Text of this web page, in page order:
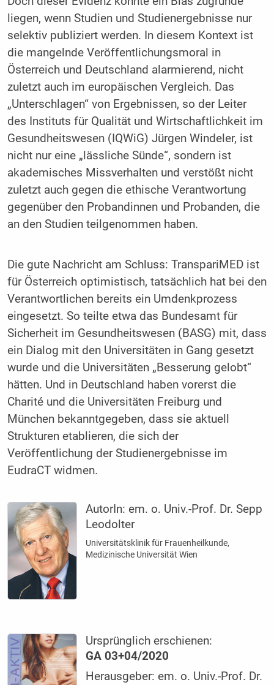
liegen, wenn Studien und Studienergebnisse nur
selektiv publiziert werden. In diesem Kontext ist
die mangelnde Veröffentlichungsmoral in
Österreich und Deutschland alarmierend, nicht
zuletzt auch im europäischen Vergleich. Das
„Unterschlagen“ von Ergebnissen, so der Leiter
des Instituts für Qualität und Wirtschaftlichkeit im
Gesundheitswesen (IQWiG) Jürgen Windeler, ist
nicht nur eine „lässliche Sünde“, sondern ist
akademisches Missverhalten und verstößt nicht
zuletzt auch gegen die ethische Verantwortung
gegenüber den Probandinnen und Probanden, die
an den Studien teilgenommen haben.
Die gute Nachricht am Schluss: TranspariMED ist
für Österreich optimistisch, tatsächlich hat bei den
Verantwortlichen bereits ein Umdenkprozess
eingesetzt. So teilte etwa das Bundesamt für
Sicherheit im Gesundheitswesen (BASG) mit, dass
ein Dialog mit den Universitäten in Gang gesetzt
wurde und die Universitäten „Besserung gelobt“
hätten. Und in Deutschland haben vorerst die
Charité und die Universitäten Freiburg und
München bekanntgegeben, dass sie aktuell
Strukturen etablieren, die sich der
Veröffentlichung der Studienergebnisse im
EudraCT widmen.
AutorIn: em. o. Univ.-Prof. Dr. Sepp
Leodolter
Universitätsklinik für Frauenheilkunde,
Medizinische Universität Wien
Ursprünglich erschienen:
GA 03+04/2020
Herausgeber: em. o. Univ.-Prof. Dr.